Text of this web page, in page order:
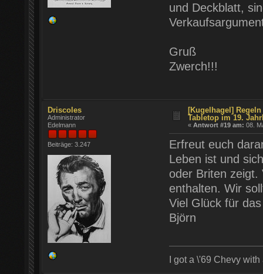
und Deckblatt,
Gruß
Zwerch!!!
Driscoles
Administrator
Edelmann
Beiträge: 3.247
[Kugelhagel]
Tabletop im 19.
«Antwort #19 am: 08.
Erfreut euch
Leben ist und
oder Briten zeigt.
enthalten. Wir
Viel Glück für
Björn
I got a \'69 Chevy